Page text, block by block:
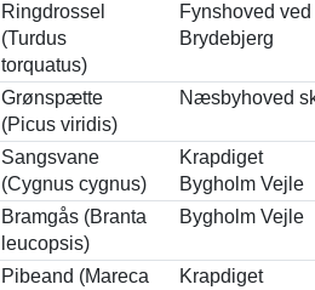
Ringdrossel
(Turdus
torquatus)
Fynshoved ved
Brydebjerg
Grønspætte
(Picus viridis)
Næsbyhoved
Sangsvane
(Cygnus cygnus)
Krapdiget
Bygholm Vejle
Bramgås (Branta
leucopsis)
Bygholm Vejle
Pibeand (Mareca
Krapdiget